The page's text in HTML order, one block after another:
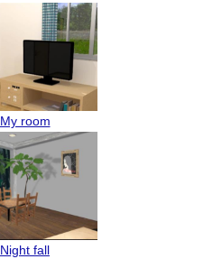
My room
Night fall